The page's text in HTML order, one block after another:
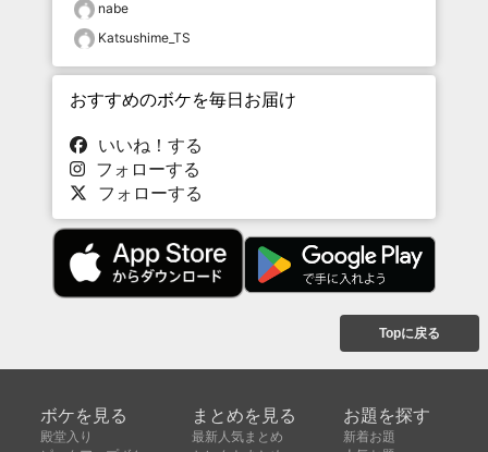
nabe
Katsushime_TS
おすすめのボケを毎日お届け
いいね！する
フォローする
フォローする
Topに戻る
ボケを見る
殿堂入り
まとめを見る
最新人気まとめ
お題を探す
新着お題